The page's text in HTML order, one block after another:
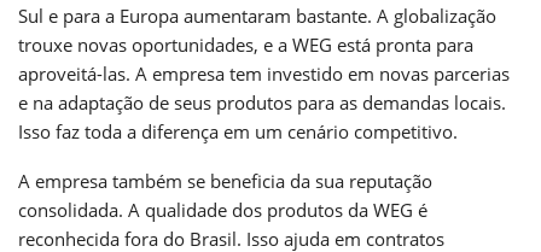
Sul e para a Europa aumentaram bastante. A globalização
trouxe novas oportunidades, e a WEG está pronta para
aproveitá-las. A empresa tem investido em novas parcerias
e na adaptação de seus produtos para as demandas locais.
Isso faz toda a diferença em um cenário competitivo.
A empresa também se beneficia da sua reputação
consolidada. A qualidade dos produtos da WEG é
reconhecida fora do Brasil. Isso ajuda em contratos